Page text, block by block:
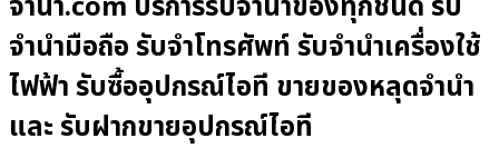
จำนำมือถือ รับจำโทรศัพท์ รับจำนำเครื่องใช้
ไฟฟ้า รับซื้ออุปกรณ์ไอที ขายของหลุดจำนำ
และ รับฝากขายอุปกรณ์ไอที